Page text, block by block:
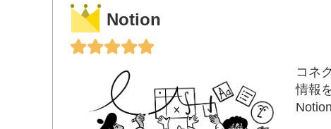
Notion
コネ
情報